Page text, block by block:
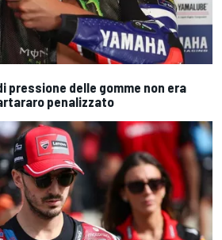
pressione delle gomme non era
penalizzato